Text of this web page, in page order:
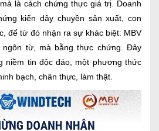
là cách chứng thực giá trị. Doanh
kiến dây chuyền sản xuất, con
để từ đó nhận ra sự khác biệt: MBV
ngôn từ, mà bằng thực chứng. Đây
niềm tin độc đáo, một phương thức
bạch, chân thực, làm thật.